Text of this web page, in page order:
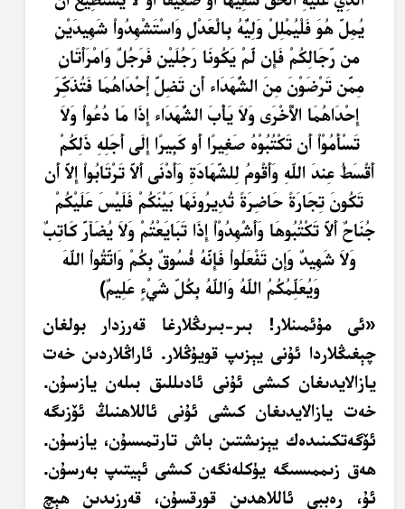
يُمِلَّ هُوَ فَلْيُمْلِلْ وَلِيُّهُ بِالْعَدْلِ وَاسْتَشْهِدُواْ شَهِيدَيْنِ
من رِّجَالِكُمْ فَإِن لَّمْ يَكُونَا رَجُلَيْنِ فَرَجُلٌ وَامْرَأَتَانِ
مِمَّن تَرْضَوْنَ مِنَ الشُّهَدَاء أَن تَضِلَّ إْحْدَاهُمَا فَتُذَكِّرَ
إِحْدَاهُمَا الأُخْرَى وَلاَ يَأْبَ الشُّهَدَاء إِذَا مَا دُعُواْ وَلاَ
تَسْأَمُوْاْ أَن تَكْتُبُوْهُ صَغِيرًا أَو كَبِيرًا إِلَى أَجَلِهِ ذَلِكُمْ
أَقْسَطُ عِندَ اللّهِ وَأَقْومُ لِلشَّهَادَةِ وَأَدْنَى أَلاَّ تَرْتَابُواْ إِلاَّ أَن
تَكُونَ تِجَارَةً حَاضِرَةً تُدِيرُونَهَا بَيْنَكُمْ فَلَيْسَ عَلَيْكُمْ
جُنَاحٌ أَلاَّ تَكْتُبُوهَا وَأَشْهِدُوْاْ إِذَا تَبَايَعْتُمْ وَلاَ يُضَآرَّ كَاتِبٌ
وَلاَ شَهِيدٌ وَإِن تَفْعَلُواْ فَإِنَّهُ فُسُوقٌ بِكُمْ وَاتَّقُواْ اللّهَ
وَيُعَلِّمُكُمُ اللّهُ وَاللّهُ بِكُلِّ شَيْءٍ عَلِيمٌ﴾
«ئى مۇئمىنلار! بىر-بىرىڭلارغا قەرزدار بولغان
چېغىڭلاردا ئۇنى يېزىپ قويۇڭلار. ئاراڭلاردىن خەت
يازالايدىغان كىشى ئۇنى ئادىللىق بىلەن يازسۇن.
خەت يازالايدىغان كىشى ئۇنى ئاللاھنىڭ ئۆزىگە
ئۆگەتكىنىدەك يېزىشتىن باش تارتمىسۇن، يازسۇن.
ھەق زىممىسىگە يۈكلەنگەن كىشى ئېيتىپ بەرسۇن.
ئۇ، رەببى ئاللاھدىن قورقسۇن، قەرزىدىن ھېچ